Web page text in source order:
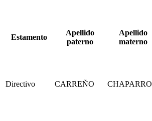
Estamento
Apellido
paterno
Apellido
materno
Directivo CARREÑO CHAPARRO